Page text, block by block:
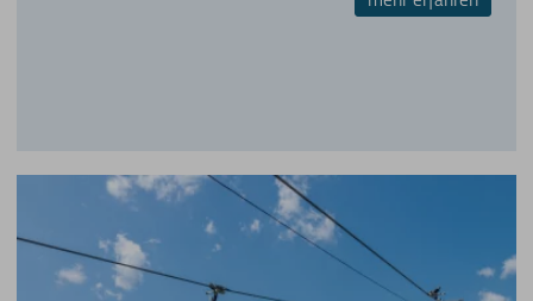
NASTREVEN
Maatregelen om de kwaliteit te verbeteren
Aandeelhoudersinformatie